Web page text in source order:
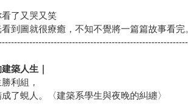
看了又哭又笑
到圖就很療癒，不知不覺將一篇篇故事看完
築人生｜
利組，
了蜆人。〈建築系學生與夜晚的糾纏〉